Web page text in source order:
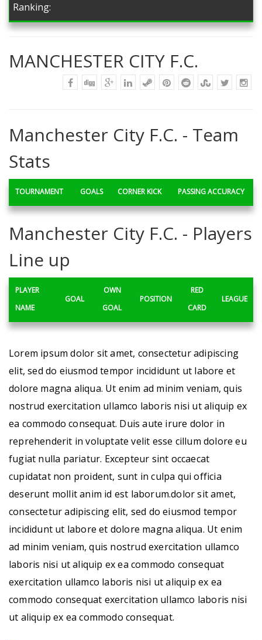
Ranking:
MANCHESTER CITY F.C.
Manchester City F.C. - Team
Stats
TOURNAMENT GOALS CORNER KICK PASSING ACCURACY
Manchester City F.C. - Players
Line up
PLAYER
NAME
GOAL
OWN
GOAL
POSITION
RED
CARD
LEAGUE
Lorem ipsum dolor sit amet, consectetur adipiscing
elit, sed do eiusmod tempor incididunt ut labore et
dolore magna aliqua. Ut enim ad minim veniam, quis
nostrud exercitation ullamco laboris nisi ut aliquip ex
ea commodo consequat. Duis aute irure dolor in
reprehenderit in voluptate velit esse cillum dolore eu
fugiat nulla pariatur. Excepteur sint occaecat
cupidatat non proident, sunt in culpa qui officia
deserunt mollit anim id est laborum.dolor sit amet,
consectetur adipiscing elit, sed do eiusmod tempor
incididunt ut labore et dolore magna aliqua. Ut enim
ad minim veniam, quis nostrud exercitation ullamco
laboris nisi ut aliquip ex ea commodo consequat
exercitation ullamco laboris nisi ut aliquip ex ea
commodo consequat exercitation ullamco laboris nisi
ut aliquip ex ea commodo consequat.